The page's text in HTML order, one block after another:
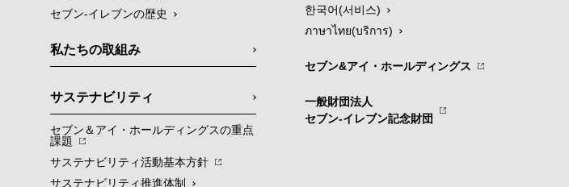
セブン-イレブンの歴史
私たちの取組み
サステナビリティ
セブン＆アイ・ホールディングスの重点
課題
サステナビリティ活動基本方針
サステナビリティ推進体制
한국어(서비스)
ภาษาไทย(บริการ)
セブン&アイ・ホールディングス
一般財団法人
セブン-イレブン記念財団